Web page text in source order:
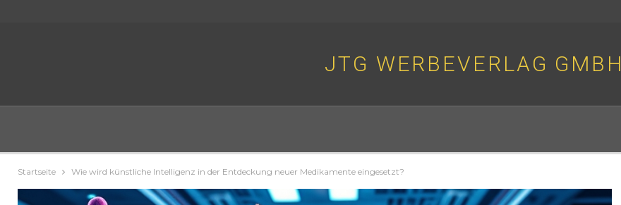
JTG WERBEVERLAG GMBH
Startseite Wie wird künstliche Intelligenz in der Entdeckung neuer Medikamente eingesetzt?